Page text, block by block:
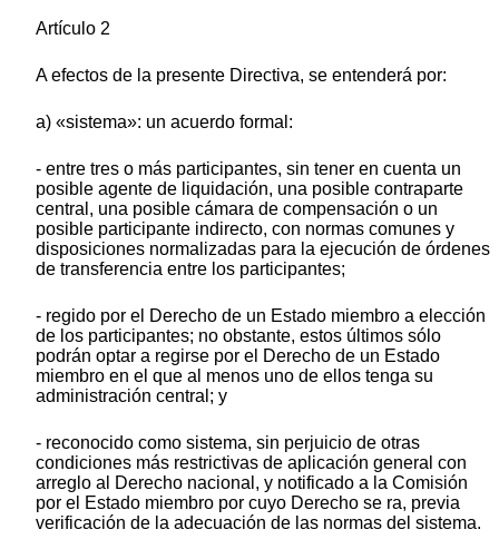
Artículo 2
A efectos de la presente Directiva, se entenderá por:
a) «sistema»: un acuerdo formal:
- entre tres o más participantes, sin tener en cuenta un
posible agente de liquidación, una posible contraparte
central, una posible cámara de compensación o un
posible participante indirecto, con normas comunes y
disposiciones normalizadas para la ejecución de órdenes
de transferencia entre los participantes;
- regido por el Derecho de un Estado miembro a elección
de los participantes; no obstante, estos últimos sólo
podrán optar a regirse por el Derecho de un Estado
miembro en el que al menos uno de ellos tenga su
administración central; y
- reconocido como sistema, sin perjuicio de otras
condiciones más restrictivas de aplicación general con
arreglo al Derecho nacional, y notificado a la Comisión
por el Estado miembro por cuyo Derecho se ra, previa
verificación de la adecuación de las normas del sistema.